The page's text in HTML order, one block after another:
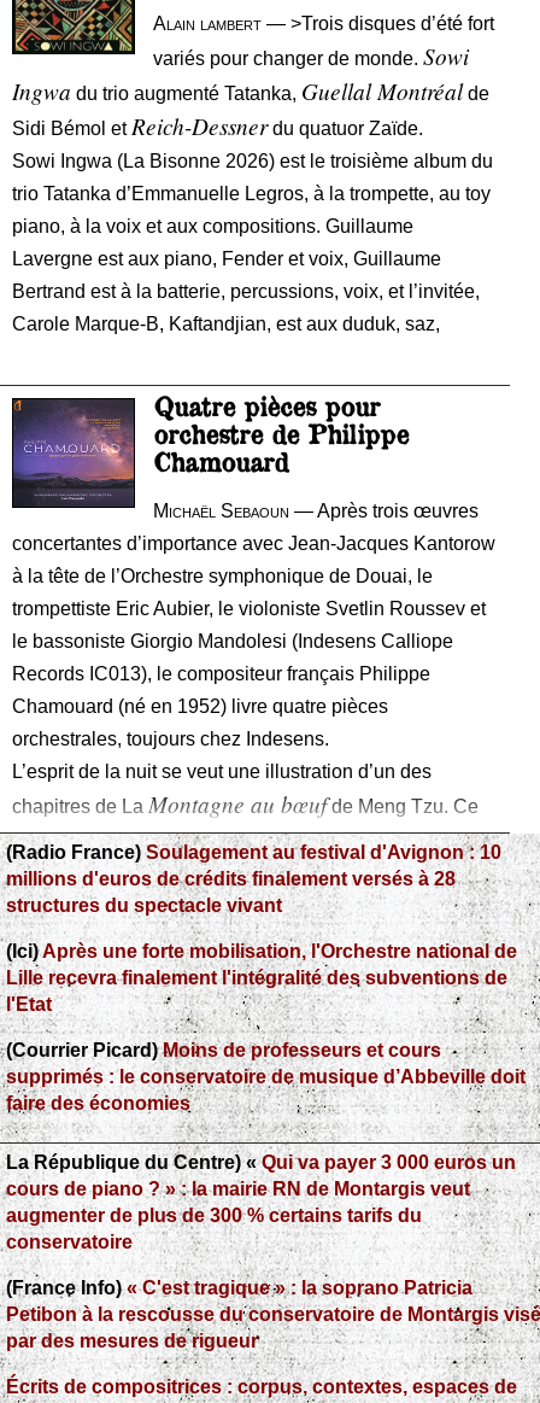
universités de Wittenberg et de Leipzig, occupa un poste
d’assistant à l’université d’Iéna et devint vice-recteur
Alain lambert — >Trois disques d’été fort
variés pour changer de monde. Sowi
Ingwa du trio augmenté Tatanka, Guellal Montréal de
Sidi Bémol etReich-Dessnerdu quatuor Zaïde.
Sowi Ingwa (La Bisonne 2026) est le troisième album du
trio Tatanka d’Emmanuelle Legros, à la trompette, au toy
piano, à la voix et aux compositions. Guillaume
Lavergne est aux piano, Fender et voix, Guillaume
Bertrand est à la batterie, percussions, voix, et l’invitée,
Carole Marque-B, Kaftandjian, est aux duduk, saz,
Quatre pièces pour
orchestre de Philippe
Chamouard
Michaël Sebaoun — Après trois œuvres
concertantes d’importance avec Jean-Jacques Kantorow
à la tête de l’Orchestre symphonique de Douai, le
trompettiste Eric Aubier, le violoniste Svetlin Roussev et
le bassoniste Giorgio Mandolesi (Indesens Calliope
Records IC013), le compositeur français Philippe
Chamouard (né en 1952) livre quatre pièces
orchestrales, toujours chez Indesens.
L’esprit de la nuit se veut une illustration d’un des
chapitres de La Montagne au bœufde Meng Tzu. Ce
chapitre énonce la doctrine du philosophe : « La nature
humaine est foncièrement bonne, mais elle est souvent
détruite par ses actions négatives. Par l’éducation
(Radio France)Soulagement au festival d'Avignon : 10
millions d'euros de crédits finalement versés à 28
structures du spectacle vivant
(Ici)Après une forte mobilisation, l'Orchestre national de
Lille recevra finalement l'intégralité des subventions de
l'Etat
(Courrier Picard)Moins de professeurs et cours
supprimés : le conservatoire de musique d’Abbeville doit
faire des économies
La République du Centre) «Qui va payer 3 000 euros un
cours de piano ? » : la mairie RN de Montargis veut
augmenter de plus de 300 % certains tarifs du
conservatoire
(France Info)« C'est tragique » : la soprano Patricia
Petibon à la rescousse du conservatoire de Montargis visé
par des mesures de rigueur
Écrits de compositrices : corpus, contextes, espaces de